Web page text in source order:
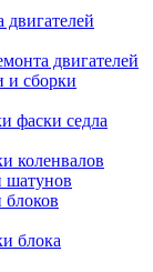
двигателей
двигателей
и сборки
фаски седла
коленвалов
шатунов
блоков
блока